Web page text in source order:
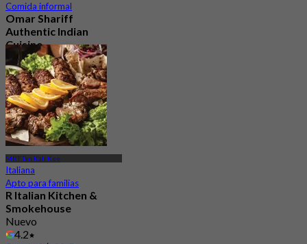
Comida informal
Omar Shariff
Authentic Indian
Cuisine
Nuevo
4.9
DesdeS$ 18.33
MRT Tan Kah Kee
Italiana
Apto para familias
R Italian Kitchen &
Smokehouse
Nuevo
4.2